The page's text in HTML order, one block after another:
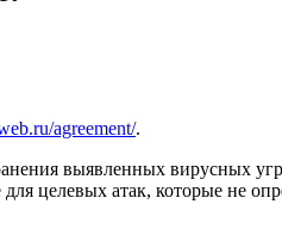
agreement/.
выявленных вирусных
целевых атак, которые не